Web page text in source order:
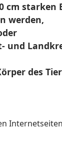
cm starken
werden,
des